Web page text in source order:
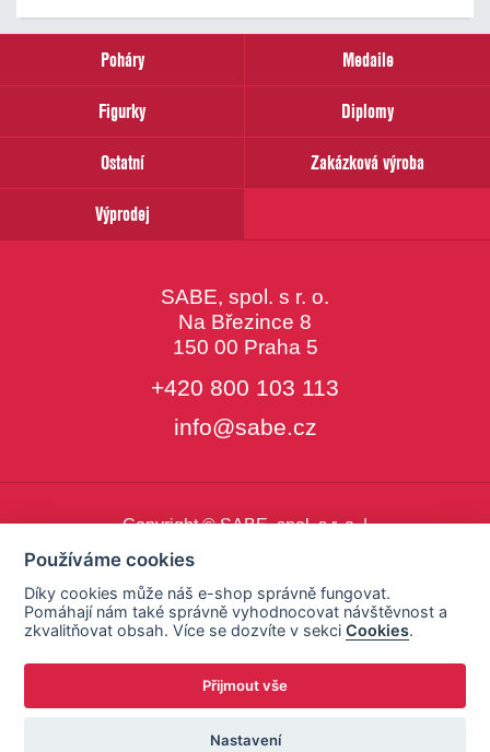
email
Poháry
Medaile
Figurky
Diplomy
Ostatní
Zakázková výroba
Výprodej
SABE, spol. s r. o.
Na Březince 8
150 00 Praha 5
+420 800 103 113
info@sabe.cz
Copyright © SABE, spol. s r. o. |
Používáme cookies
Díky cookies může náš e-shop správně fungovat.
Pomáhají nám také správně vyhodnocovat návštěvnost a
zkvalitňovat obsah. Více se dozvíte v sekciCookies.
Přijmout vše
Nastavení